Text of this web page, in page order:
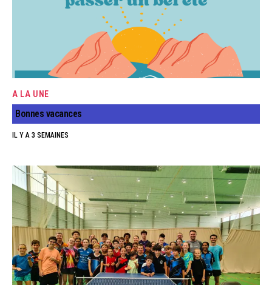
A LA UNE
Bonnes vacances
IL Y A 3 SEMAINES